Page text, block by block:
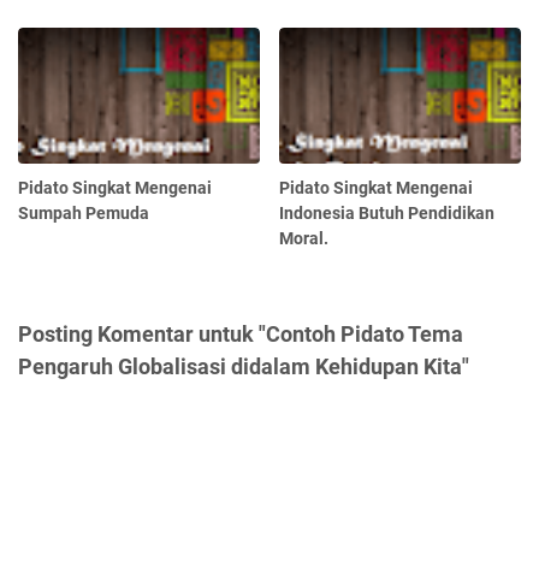
Pidato Singkat Mengenai
Sumpah Pemuda
Pidato Singkat Mengenai
Indonesia Butuh Pendidikan
Moral.
Posting Komentar untuk "Contoh Pidato Tema
Pengaruh Globalisasi didalam Kehidupan Kita"